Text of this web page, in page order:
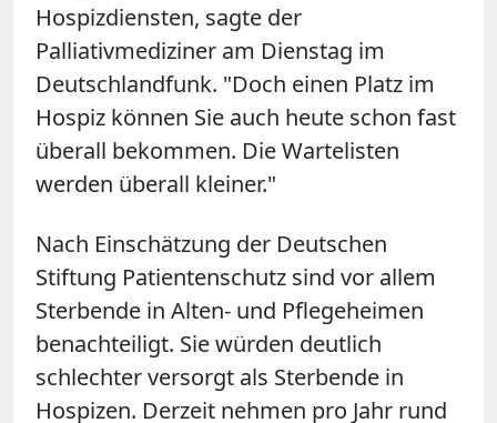
Hospizdiensten, sagte der
Palliativmediziner am Dienstag im
Deutschlandfunk. "Doch einen Platz im
Hospiz können Sie auch heute schon fast
überall bekommen. Die Wartelisten
werden überall kleiner."
Nach Einschätzung der Deutschen
Stiftung Patientenschutz sind vor allem
Sterbende in Alten- und Pflegeheimen
benachteiligt. Sie würden deutlich
schlechter versorgt als Sterbende in
Hospizen. Derzeit nehmen pro Jahr rund